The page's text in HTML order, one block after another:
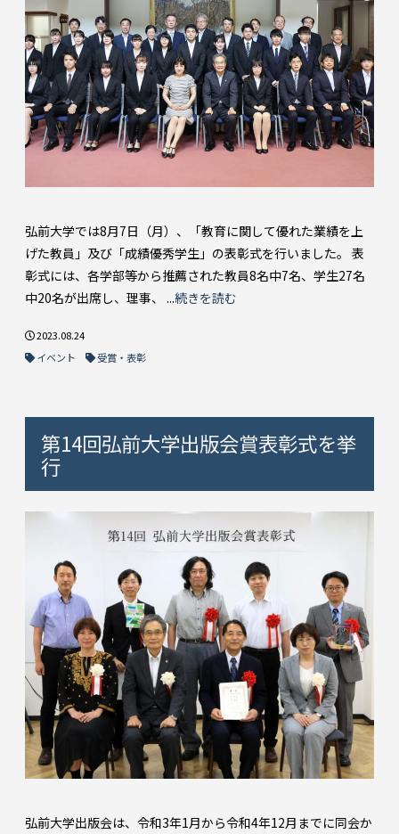
弘前大学では8月7日（月）、「教育に関して優れた業績を上
げた教員」及び「成績優秀学生」の表彰式を行いました。 表
彰式には、各学部等から推薦された教員8名中7名、学生27名
中20名が出席し、理事、 ...続きを読む
2023.08.24
イベント
受賞・表彰
第14回弘前大学出版会賞表彰式を挙
行
弘前大学出版会は、令和3年1月から令和4年12月までに同会か